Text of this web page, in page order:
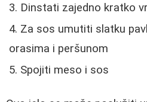
Dinstati zajedno kratko
Za sos umutiti slatku
orasima i peršunom
Spojiti meso i sos